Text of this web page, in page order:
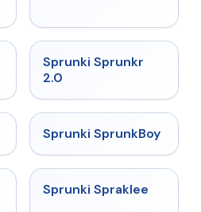
★
Sprunki Sprunkr
2.0
★ 4.8
Sprunki SprunkBoy
★ 4.7
Sprunki Spraklee